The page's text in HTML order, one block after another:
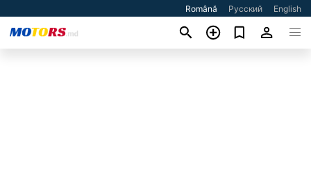
Română Русский English